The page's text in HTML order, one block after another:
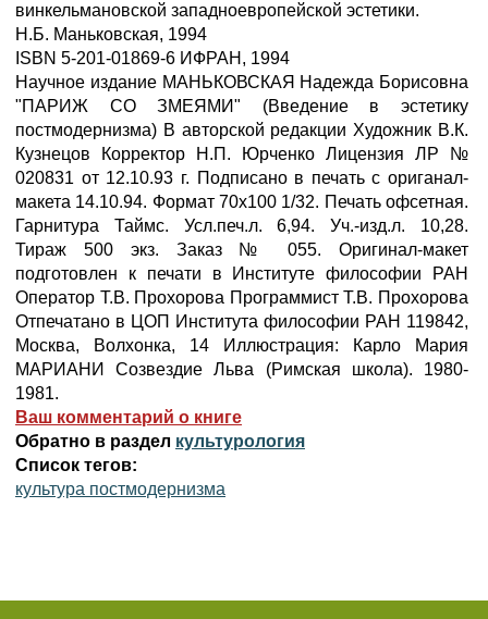
винкельмановской западноевропейской эстетики.
Н.Б. Маньковская, 1994
ISBN 5-201-01869-6 ИФРАН, 1994
Научное издание МАНЬКОВСКАЯ Надежда Борисовна
"ПАРИЖ СО ЗМЕЯМИ" (Введение в эстетику
постмодернизма) В авторской редакции Художник В.К.
Кузнецов Корректор Н.П. Юрченко Лицензия ЛР №
020831 от 12.10.93 г. Подписано в печать с ориганал-
макета 14.10.94. Формат 70х100 1/32. Печать офсетная.
Гарнитура Таймс. Усл.печ.л. 6,94. Уч.-изд.л. 10,28.
Тираж 500 экз. Заказ № 055. Оригинал-макет
подготовлен к печати в Институте философии РАН
Оператор Т.В. Прохорова Программист Т.В. Прохорова
Отпечатано в ЦОП Института философии РАН 119842,
Москва, Волхонка, 14 Иллюстрация: Карло Мария
МАРИАНИ Созвездие Льва (Римская школа). 1980-
1981.
Ваш комментарий о книге
Обратно в раздел культурология
Список тегов:
культура постмодернизма